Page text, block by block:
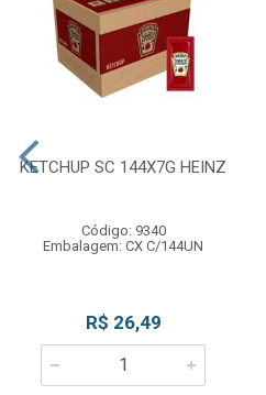
KETCHUP SC 144X7G HEINZ
Código: 9340
Embalagem: CX C/144UN
R$ 26,49